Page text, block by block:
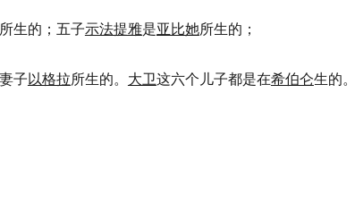
所生的；五子示法提雅是亚比她所生的；
子以格拉所生的。 大卫这六个儿子都是在希伯仑生的。